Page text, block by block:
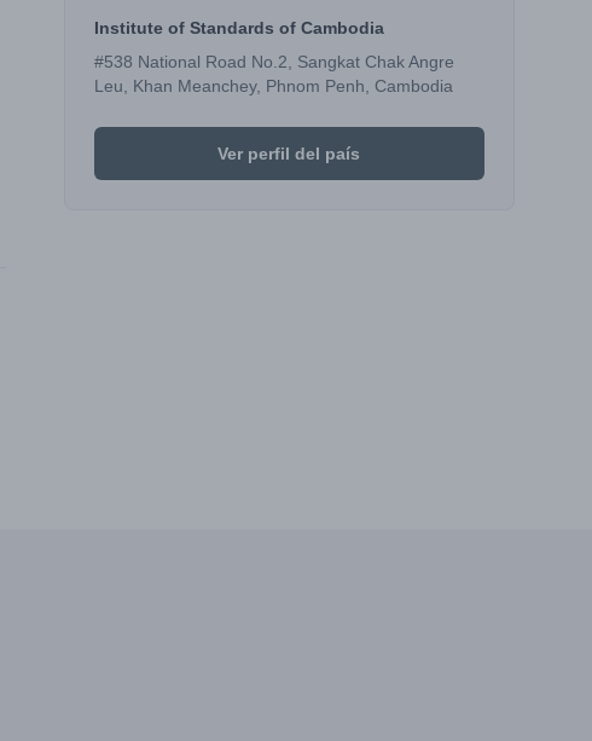
Institute of Standards of Cambodia
#538 National Road No.2, Sangkat Chak Angre
Leu, Khan Meanchey, Phnom Penh, Cambodia
Ver perfil del país